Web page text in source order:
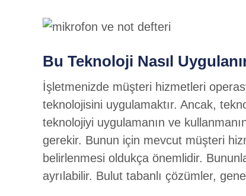
Bu Teknoloji Nasıl
İşletmenizde müşteri hizmetleri
teknolojisini uygulamaktır. Ancak,
teknolojiyi uygulamanın ve
gerekir. Bunun için mevcut müşteri
belirlenmesi oldukça önemlidir.
ayrılabilir. Bulut tabanlı çözümler,